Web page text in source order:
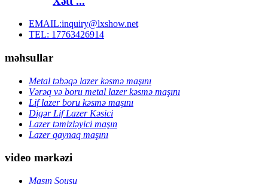
EMAIL:inquiry@lxshow.net
TEL: 17763426914
məhsullar
Metal təbəqə lazer kəsmə maşını
Vərəq və boru metal lazer kəsmə maşını
Lif lazer boru kəsmə maşını
Digər Lif Lazer Kəsici
Lazer təmizləyici maşın
Lazer qaynaq maşını
video mərkəzi
Maşın Şousu